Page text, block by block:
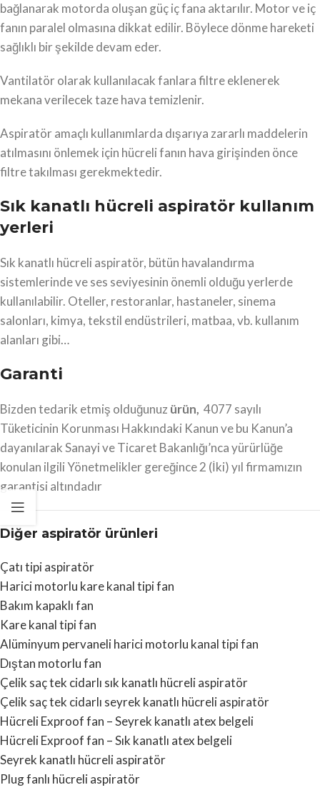
bağlanarak motorda oluşan güç iç fana aktarılır. Motor ve iç
fanın paralel olmasına dikkat edilir. Böylece dönme hareketi
sağlıklı bir şekilde devam eder.
Vantilatör olarak kullanılacak fanlara filtre eklenerek
mekana verilecek taze hava temizlenir.
Aspiratör amaçlı kullanımlarda dışarıya zararlı maddelerin
atılmasını önlemek için hücreli fanın hava girişinden önce
filtre takılması gerekmektedir.
Sık kanatlı hücreli aspiratör kullanım
yerleri
Sık kanatlı hücreli aspiratör, bütün havalandırma
sistemlerinde ve ses seviyesinin önemli olduğu yerlerde
kullanılabilir. Oteller, restoranlar, hastaneler, sinema
salonları, kimya, tekstil endüstrileri, matbaa, vb. kullanım
alanları gibi…
Garanti
Bizden tedarik etmiş olduğunuz ürün, 4077 sayılı
Tüketicinin Korunması Hakkındaki Kanun ve bu Kanun’a
dayanılarak Sanayi ve Ticaret Bakanlığı’nca yürürlüğe
konulan ilgili Yönetmelikler gereğince 2 (İki) yıl firmamızın
garantisi altındadır
Diğer aspiratör ürünleri
Çatı tipi aspiratör
Harici motorlu kare kanal tipi fan
Bakım kapaklı fan
Kare kanal tipi fan
Alüminyum pervaneli harici motorlu kanal tipi fan
Dıştan motorlu fan
Çelik saç tek cidarlı sık kanatlı hücreli aspiratör
Çelik saç tek cidarlı seyrek kanatlı hücreli aspiratör
Hücreli Exproof fan – Seyrek kanatlı atex belgeli
Hücreli Exproof fan – Sık kanatlı atex belgeli
Seyrek kanatlı hücreli aspiratör
Plug fanlı hücreli aspiratör